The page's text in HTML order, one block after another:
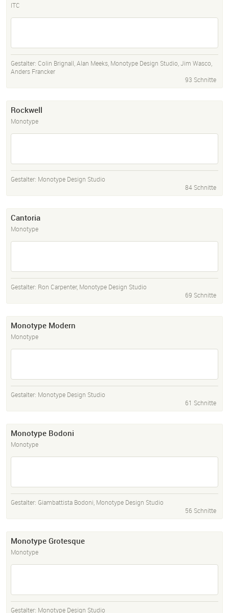
ITC
Gestalter: Colin Brignall,Alan Meeks, Monotype Design Studio,Jim Wasco,
Anders Francker
93 Schnitte
Rockwell
Monotype
Gestalter: Monotype Design Studio
84 Schnitte
Cantoria
Monotype
Gestalter: Ron Carpenter, Monotype Design Studio
69 Schnitte
Monotype Modern
Monotype
Gestalter: Monotype Design Studio
61 Schnitte
Monotype Bodoni
Monotype
Gestalter: Giambattista Bodoni, Monotype Design Studio
56 Schnitte
Monotype Grotesque
Monotype
Gestalter: Monotype Design Studio